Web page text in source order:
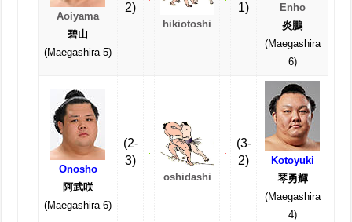
Aoiyama
碧山
(Maegashira 5)
2)
hikiotoshi
1)
Enho
炎鵬
(Maegashira
6)
Onosho
阿武咲
(Maegashira 6)
(2-
3)
oshidashi
(3-
2)
Kotoyuki
琴勇輝
(Maegashira
4)